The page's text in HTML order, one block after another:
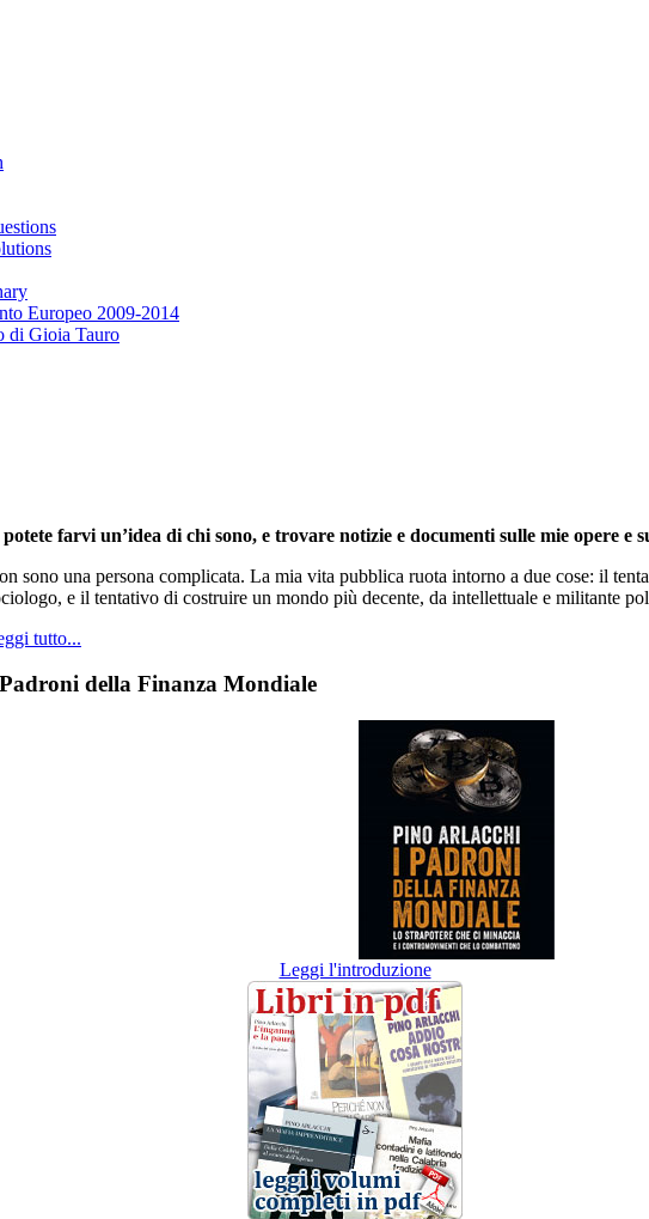
Europeo 2009-2014
di Gioia Tauro
farvi un’idea di chi sono, e trovare notizie e documenti sulle mie opere e
sono una persona complicata. La mia vita pubblica ruota intorno a due cose: il
e il tentativo di costruire un mondo più decente, da intellettuale e militante
tutto...
della Finanza Mondiale
Leggi l'introduzione